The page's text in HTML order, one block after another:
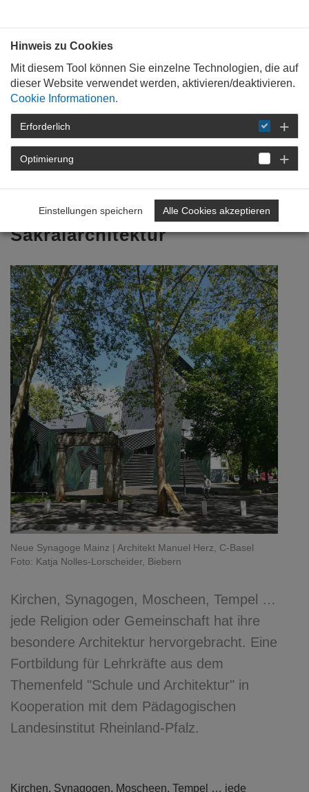
STARTSEITE
DETAIL
Spirituelle Räume -
Sakralarchitektur
Neue Synagoge Mainz | Architekt Manuel Herz, C-Basel
Foto: Katja Nolles-Lorscheider, Biebern
Kirchen, Synagogen, Moscheen, Tempel …
jede Religion oder Gemeinschaft hat ihre
besondere Architektur hervorgebracht. Eine
Fortbildung für Lehrkräfte aus dem
Themenfeld "Schule und Architektur" in
Kooperation mit dem Pädagogischen
Landesinstitut Rheinland-Pfalz.
Kirchen, Synagogen, Moscheen, Tempel … jede
Hinweis zu Cookies
Mit diesem Tool können Sie einzelne Technologien, die auf
dieser Website verwendet werden, aktivieren/deaktivieren.
Cookie Informationen.
Erforderlich
Optimierung
Einstellungen speichern Alle Cookies akzeptieren